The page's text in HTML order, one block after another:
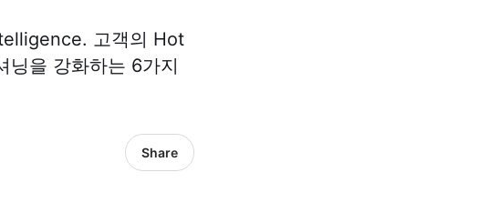
고객의 Hot
닝을 강화하는 6가지
Share